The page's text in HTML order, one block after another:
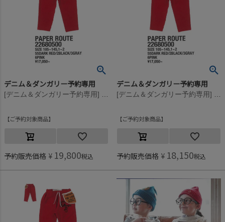
デニム＆ダンガリー予約専用
ご予約対象商品
予約販売価格 ¥ 19,800税込
デニム＆ダンガリー予約専用
ご予約対象商品
予約販売価格 ¥ 18,150税込